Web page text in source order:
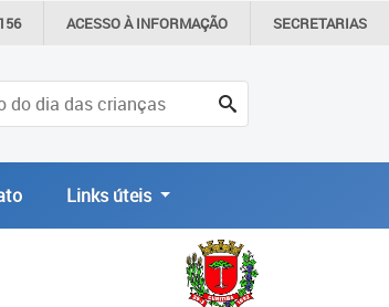
156 ACESSO ÀINFORMAÇÃO SECRETARIAS
Links úteis